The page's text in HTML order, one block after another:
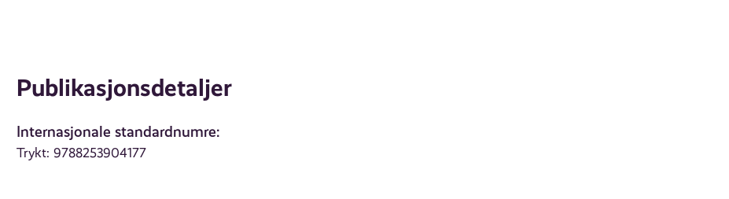
Publikasjonsdetaljer
Internasjonale standardnumre:
Trykt: 9788253904177